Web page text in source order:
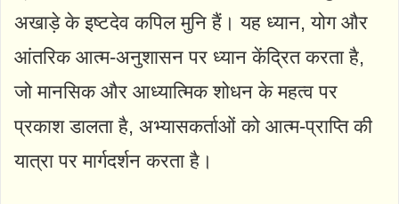
अखाड़े के इष्टदेव कपिल मुनि हैं। यह ध्यान, योग और
आंतरिक आत्म-अनुशासन पर ध्यान केंद्रित करता है,
जो मानसिक और आध्यात्मिक शोधन के महत्व पर
प्रकाश डालता है, अभ्यासकर्ताओं को आत्म-प्राप्ति की
यात्रा पर मार्गदर्शन करता है।